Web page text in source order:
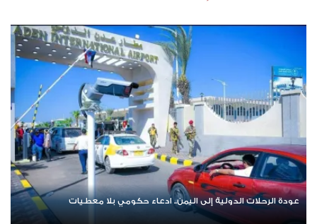
عودة الرحلات الدولية إلى اليمن.. ادعاء حكومي بلا معطيات